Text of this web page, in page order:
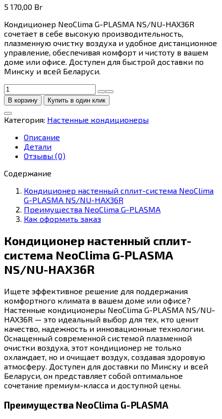
5 170,00 Br
Кондиционер NeoClima G-PLASMA NS/NU-HAX36R
сочетает в себе высокую производительность,
плазменную очистку воздуха и удобное дистанционное
управление, обеспечивая комфорт и чистоту в вашем
доме или офисе. Доступен для быстрой доставки по
Минску и всей Беларуси.
Количество
товара
Кондиционер
настенный
сплит-
система
NeoClima
NS/NU-
В корзину Купить в один клик
Категория: Настенные кондиционеры
Описание
Детали
Отзывы (0)
Содержание
Кондиционер настенный сплит-система NeoClima
G-PLASMA NS/NU-HAX36R
Преимущества NeoClima G-PLASMA
Как оформить заказ
Кондиционер настенный сплит-
система NeoClima G-PLASMA
NS/NU-HAX36R
Ищете эффективное решение для поддержания
комфортного климата в вашем доме или офисе?
Настенные кондиционеры NeoClima G-PLASMA NS/NU-
HAX36R — это идеальный выбор для тех, кто ценит
качество, надежность и инновационные технологии.
Оснащенный современной системой плазменной
очистки воздуха, этот кондиционер не только
охлаждает, но и очищает воздух, создавая здоровую
атмосферу. Доступен для доставки по Минску и всей
Беларуси, он представляет собой оптимальное
сочетание премиум-класса и доступной цены.
Преимущества NeoClima G-PLASMA